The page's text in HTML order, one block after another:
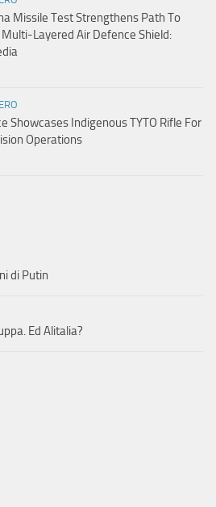
Missile Test Strengthens Path To
Multi-Layered Air Defence Shield:
Showcases Indigenous TYTO Rifle For
Operations
di Putin
Ed Alitalia?